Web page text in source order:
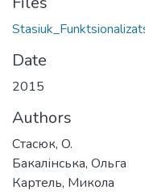
Date
2015
Authors
Стасюк, O.
Бакалінська, Ольга
Картель, Микола